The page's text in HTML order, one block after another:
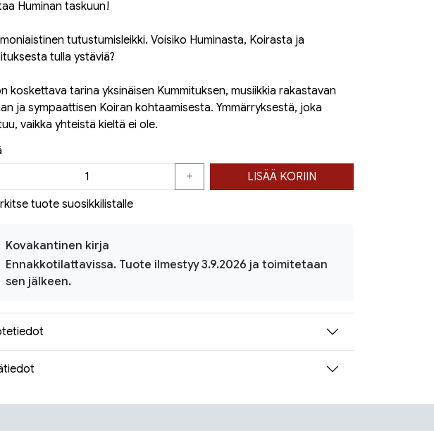
Huminan taskuun!
tutustumisleikki. Voisiko Huminasta, Koirasta ja
tulla ystäviä?
koskettava tarina yksinäisen Kummituksen, musiikkia rakastavan
ja sympaattisen Koiran kohtaamisesta. Ymmärryksestä, joka
vaikka yhteistä kieltä ei ole.
LISÄÄ KORIIN
tuote suosikkilistalle
Kovakantinen kirja
Ennakkotilattavissa. Tuote ilmestyy 3.9.2026 ja toimitetaan
sen jälkeen.